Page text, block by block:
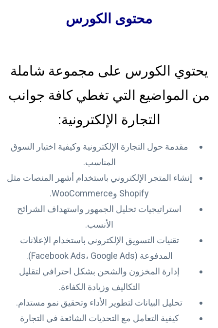
محتوى الكورس
يحتوي الكورس على مجموعة شاملة
من المواضيع التي تغطي كافة جوانب
التجارة الإلكترونية:
مقدمة حول التجارة الإلكترونية وكيفية اختيار السوق
المناسب.
إنشاء المتجر الإلكتروني باستخدام أشهر المنصات مثل
Shopify وWooCommerce.
استراتيجيات تحليل الجمهور واستهداف الشرائح
الأنسب.
تقنيات التسويق الإلكتروني باستخدام الإعلانات
المدفوعة (Facebook Ads، Google Ads).
إدارة المخزون والشحن بشكل احترافي لتقليل
التكاليف وزيادة الكفاءة.
تحليل البيانات لتطوير الأداء وتحقيق نمو مستدام.
كيفية التعامل مع التحديات الشائعة في التجارة